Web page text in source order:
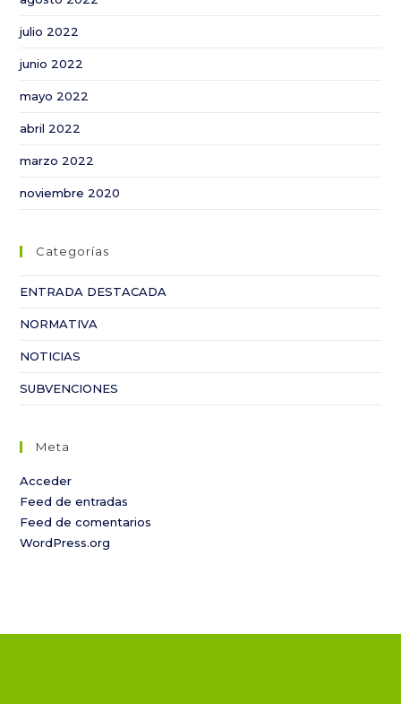
julio 2022
junio 2022
mayo 2022
abril 2022
marzo 2022
noviembre 2020
Categorías
ENTRADA DESTACADA
NORMATIVA
NOTICIAS
SUBVENCIONES
Meta
Acceder
Feed de entradas
Feed de comentarios
WordPress.org